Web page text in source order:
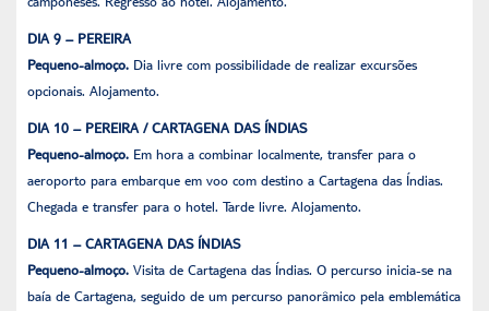
DIA 9 – PEREIRA
Pequeno-almoço. Dia livre com possibilidade de realizar excursões
opcionais. Alojamento.
DIA 10 – PEREIRA / CARTAGENA DAS ÍNDIAS
Pequeno-almoço. Em hora a combinar localmente, transfer para o
aeroporto para embarque em voo com destino a Cartagena das Índias.
Chegada e transfer para o hotel. Tarde livre. Alojamento.
DIA 11 – CARTAGENA DAS ÍNDIAS
Pequeno-almoço. Visita de Cartagena das Índias. O percurso inicia-se na
baía de Cartagena, seguido de um percurso panorâmico pela emblemática